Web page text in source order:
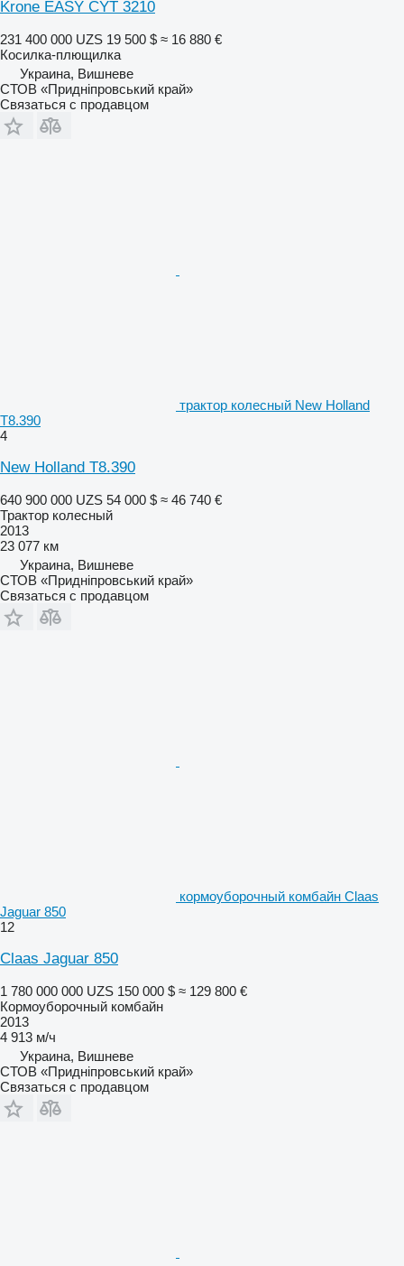
Krone EASY CYT 3210
231 400 000 UZS 19 500 $ ≈ 16 880 €
Косилка-плющилка
Украина, Вишневе
СТОВ «Придніпровський край»
Связаться с продавцом
трактор колесный New Holland
T8.390
4
New Holland T8.390
640 900 000 UZS 54 000 $ ≈ 46 740 €
Трактор колесный
2013
23 077 км
Украина, Вишневе
СТОВ «Придніпровський край»
Связаться с продавцом
кормоуборочный комбайн Claas
Jaguar 850
12
Claas Jaguar 850
1 780 000 000 UZS 150 000 $ ≈ 129 800 €
Кормоуборочный комбайн
2013
4 913 м/ч
Украина, Вишневе
СТОВ «Придніпровський край»
Связаться с продавцом